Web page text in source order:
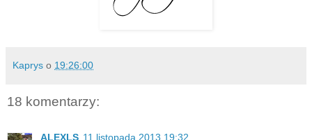
Kaprys o 19:26:00
18 komentarzy:
ALEXLS 11 listopada 2013 19:32